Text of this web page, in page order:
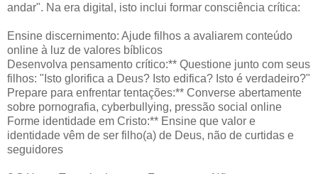
andar". Na era digital, isto inclui formar consciência crítica:
Ensine discernimento: Ajude filhos a avaliarem conteúdo
online à luz de valores bíblicos
Desenvolva pensamento crítico:** Questione junto com seus
filhos: "Isto glorifica a Deus? Isto edifica? Isto é verdadeiro?"
Prepare para enfrentar tentações:** Converse abertamente
sobre pornografia, cyberbullying, pressão social online
Forme identidade em Cristo:** Ensine que valor e
identidade vêm de ser filho(a) de Deus, não de curtidas e
seguidores